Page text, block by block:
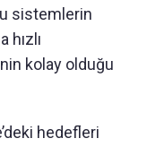
sistemlerin
hızlı
kolay olduğu
hedefleri